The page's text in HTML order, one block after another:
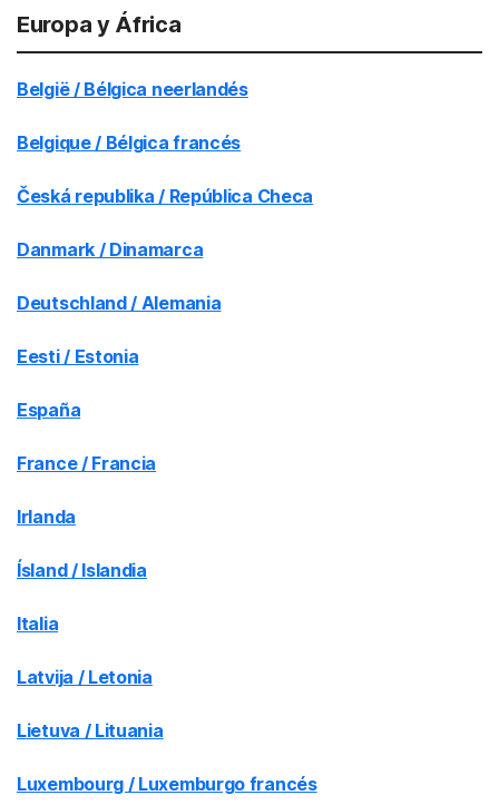
Europa y África
België / Bélgica neerlandés
Belgique / Bélgica francés
Česká republika / República Checa
Danmark / Dinamarca
Deutschland / Alemania
Eesti / Estonia
España
France / Francia
Irlanda
Ísland / Islandia
Italia
Latvija / Letonia
Lietuva / Lituania
Luxembourg / Luxemburgo francés